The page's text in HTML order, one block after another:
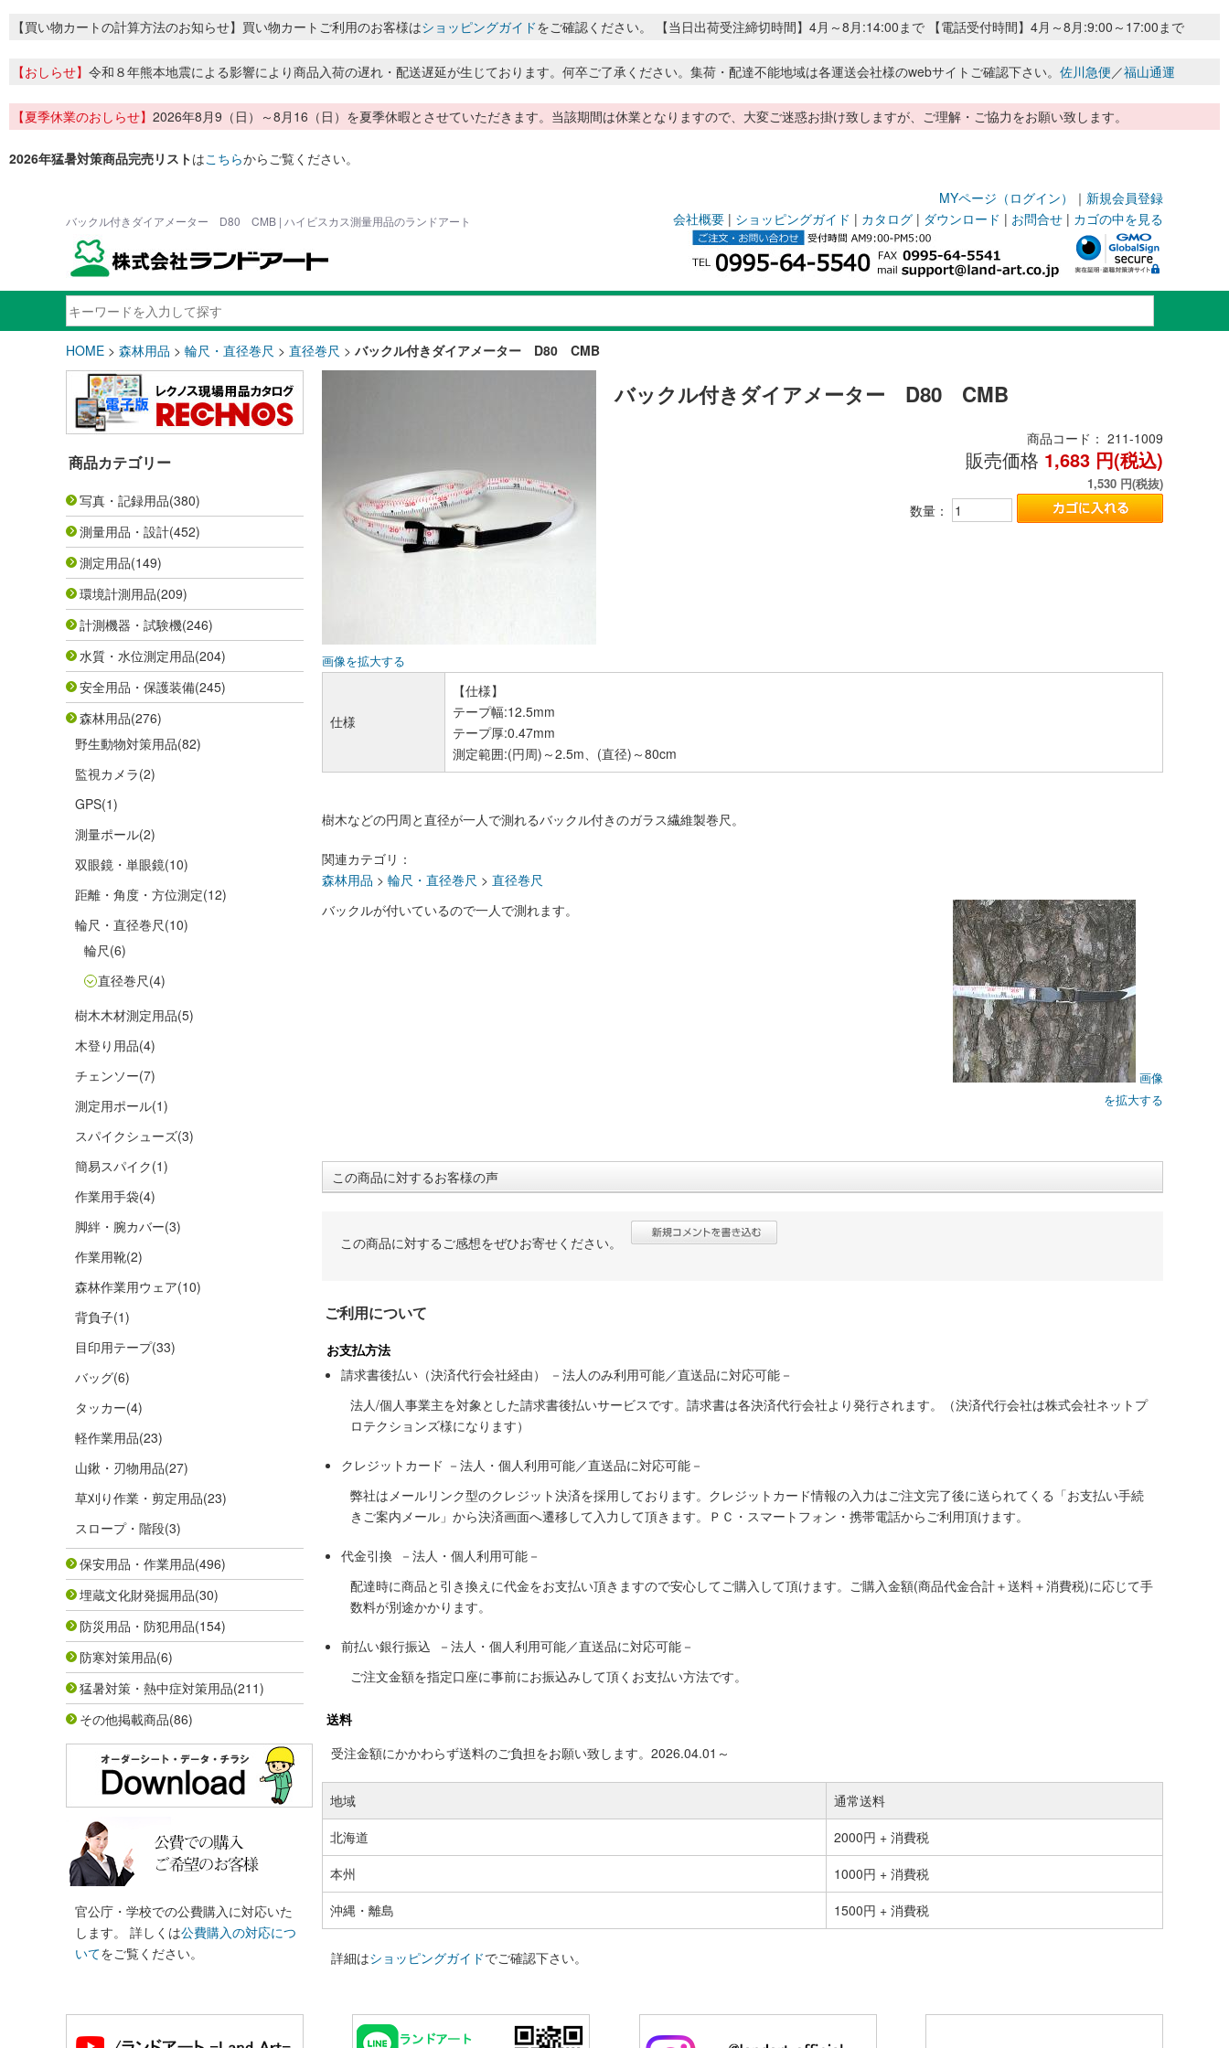
【買い物カートの計算方法のお知らせ】買い物カートご利用のお客様はショッピングガイドをご確認ください。 【当日出荷受注締切時間】4月～8月:14:00まで 【電話受付時間】4月～8月:9:00～17:00まで
【おしらせ】 令和８年熊本地震による影響により商品入荷の遅れ・配送遅延が生じております。何卒ご了承ください。集荷・配達不能地域は各運送会社様のwebサイトご確認下さい。 佐川急便／福山通運
【夏季休業のおしらせ】 2026年8月9（日）～8月16（日）を夏季休暇とさせていただきます。当該期間は休業となりますので、大変ご迷惑お掛け致しますが、ご理解・ご協力をお願い致します。
2026年猛暑対策商品完売リストはこちらからご覧ください。
MYページ（ログイン） ｜ 新規会員登録
バックル付きダイアメーター D80 CMB | ハイビスカス測量用品のランドアート 会社概要 | ショッピングガイド | カタログ | ダウンロード | お問合せ | カゴの中を見る
HOME > 森林用品 > 輪尺・直径巻尺 > 直径巻尺 > バックル付きダイアメーター D80 CMB
商品カテゴリー
写真・記録用品(380)
測量用品・設計(452)
測定用品(149)
環境計測用品(209)
計測機器・試験機(246)
水質・水位測定用品(204)
安全用品・保護装備(245)
森林用品(276)
野生動物対策用品(82)
監視カメラ(2)
GPS(1)
測量ポール(2)
双眼鏡・単眼鏡(10)
距離・角度・方位測定(12)
輪尺・直径巻尺(10)
輪尺(6)
直径巻尺(4)
樹木木材測定用品(5)
木登り用品(4)
チェンソー(7)
測定用ポール(1)
スパイクシューズ(3)
簡易スパイク(1)
作業用手袋(4)
脚絆・腕カバー(3)
作業用靴(2)
森林作業用ウェア(10)
背負子(1)
目印用テープ(33)
バッグ(6)
タッカー(4)
軽作業用品(23)
山鍬・刃物用品(27)
草刈り作業・剪定用品(23)
スロープ・階段(3)
保安用品・作業用品(496)
埋蔵文化財発掘用品(30)
防災用品・防犯用品(154)
防寒対策用品(6)
猛暑対策・熱中症対策用品(211)
その他掲載商品(86)
官公庁・学校での公費購入に対応いた
します。 詳しくは公費購入の対応につ
いてをご覧ください。
画像を拡大する
バックル付きダイアメーター D80 CMB
商品コード： 211-1009
販売価格 1,683 円(税込)
1,530 円(税抜)
数量：
仕様
【仕様】
テープ幅:12.5mm
テープ厚:0.47mm
測定範囲:(円周)～2.5m、(直径)～80cm
樹木などの円周と直径が一人で測れるバックル付きのガラス繊維製巻尺。
関連カテゴリ：
森林用品 > 輪尺・直径巻尺 > 直径巻尺
バックルが付いているので一人で測れます。
画像
を拡大する
この商品に対するお客様の声
この商品に対するご感想をぜひお寄せください。
ご利用について
お支払方法
請求書後払い（決済代行会社経由） －法人のみ利用可能／直送品に対応可能－
法人/個人事業主を対象とした請求書後払いサービスです。請求書は各決済代行会社より発行されます。（決済代行会社は株式会社ネットプ
ロテクションズ様になります）
クレジットカード －法人・個人利用可能／直送品に対応可能－
弊社はメールリンク型のクレジット決済を採用しております。クレジットカード情報の入力はご注文完了後に送られてくる「お支払い手続
きご案内メール」から決済画面へ遷移して入力して頂きます。ＰＣ・スマートフォン・携帯電話からご利用頂けます。
代金引換 －法人・個人利用可能－
配達時に商品と引き換えに代金をお支払い頂きますので安心してご購入して頂けます。ご購入金額(商品代金合計＋送料＋消費税)に応じて手
数料が別途かかります。
前払い銀行振込 －法人・個人利用可能／直送品に対応可能－
ご注文金額を指定口座に事前にお振込みして頂くお支払い方法です。
送料
受注金額にかかわらず送料のご負担をお願い致します。2026.04.01～
地域
通常送料
北海道
2000円 + 消費税
本州
1000円 + 消費税
沖縄・離島
1500円 + 消費税
詳細はショッピングガイドでご確認下さい。